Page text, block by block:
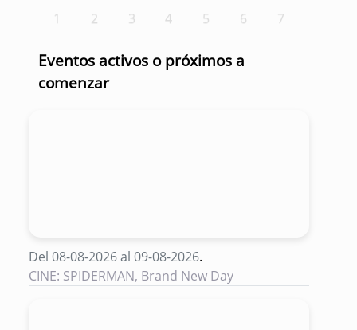
1
2 3 4 5 6 7
Eventos activos o próximos a
comenzar
Del 08-08-2026 al 09-08-2026.
CINE: SPIDERMAN, Brand New Day